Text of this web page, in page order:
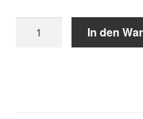
In den